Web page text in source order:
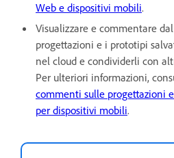
Web e dispositivi mobili.
Visualizzare e commentare
progettazioni e i prototipi
nel cloud e condividerli con
Per ulteriori informazioni,
commenti sulle progettazioni
per dispositivi mobili.